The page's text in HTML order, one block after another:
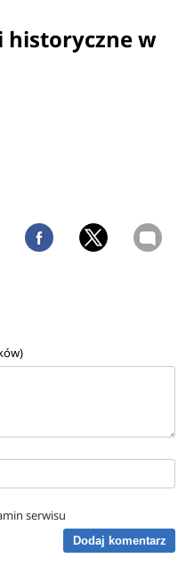
historyczne w
serwisu
Dodaj komentarz